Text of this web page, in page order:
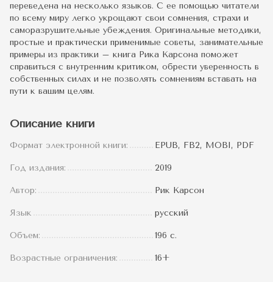
переведена на несколько языков. С ее помощью читатели
по всему миру легко укрощают свои сомнения, страхи и
саморазрушительные убеждения. Оригинальные методики,
простые и практически применимые советы, занимательные
примеры из практики – книга Рика Карсона поможет
справиться с внутренним критиком, обрести уверенность в
собственных силах и не позволять сомнениям вставать на
пути к вашим целям.
Описание книги
Формат электронной книги: EPUB, FB2, MOBI, PDF
Год издания: 2019
Автор: Рик Карсон
Язык русский
Объем: 196 с.
Возрастные ограничения: 16+